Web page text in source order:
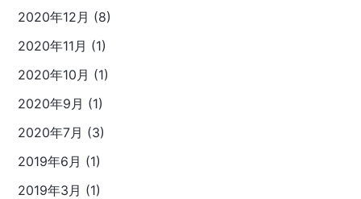
2020年12月 (8)
2020年11月 (1)
2020年10月 (1)
2020年9月 (1)
2020年7月 (3)
2019年6月 (1)
2019年3月 (1)